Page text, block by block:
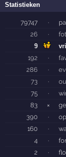
Statistieken
79747 ·
26
·
9
192
·
286
·
73
·
75
·
83
×
390
·
160
·
4
·
2 ·